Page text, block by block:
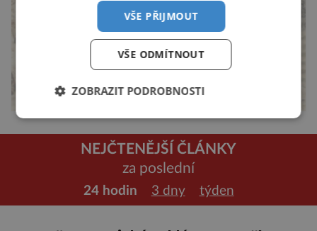
NEJČTENĚJŠÍ ČLÁNKY
za poslední
24 hodin 3 dny týden
VŠE PŘIJMOUT
VŠE ODMÍTNOUT
ZOBRAZIT PODROBNOSTI